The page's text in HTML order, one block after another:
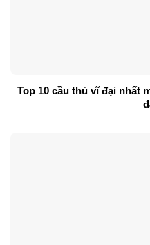
Top 10 cầu thủ vĩ đại nhất